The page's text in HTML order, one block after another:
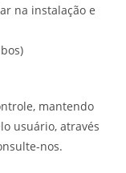
na instalação e
mantendo
usuário, através
nos.